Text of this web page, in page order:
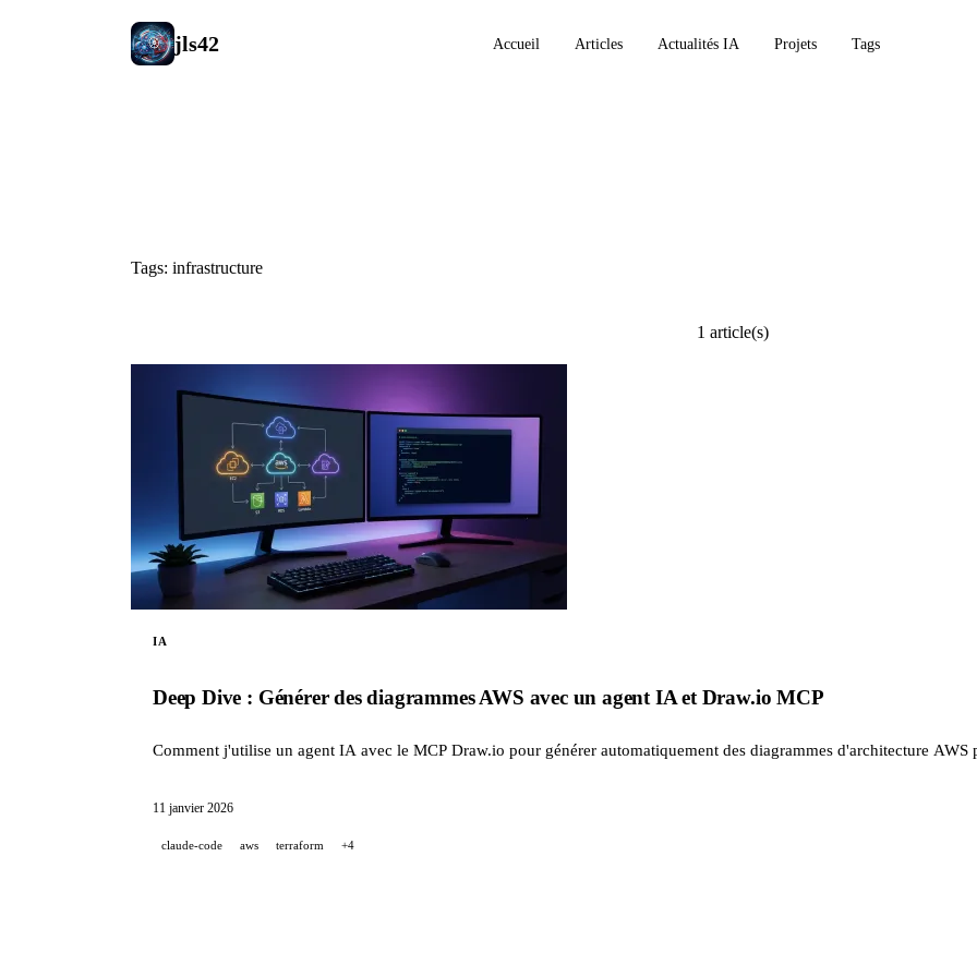
jls42 Accueil Articles Actualités IA Projets Tags
Tags: infrastructure
1 article(s)
IA
Deep Dive : Générer des diagrammes AWS avec un agent IA et Draw.io MCP
Comment j'utilise un agent IA avec le MCP Draw.io pour générer automatiquement des diagrammes d'architecture AWS
11 janvier 2026
claude-code aws terraform +4